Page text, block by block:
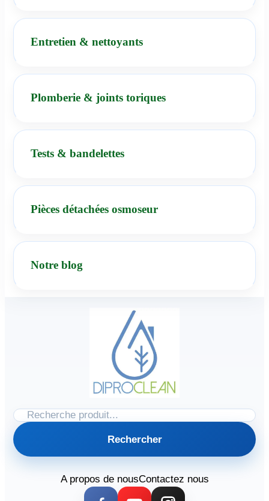
Entretien & nettoyants
Plomberie & joints toriques
Tests & bandelettes
Pièces détachées osmoseur
Notre blog
Rechercher
A propos de nousContactez nous